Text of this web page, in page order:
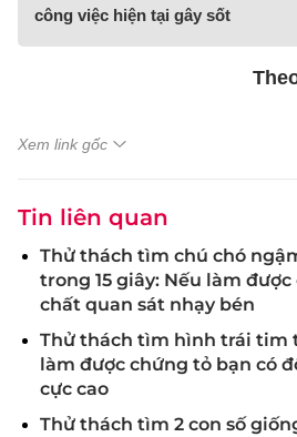
công việc hiện tại gây sốt
Xem link gốc
Tin liên quan
Thử thách tìm chú chó
trong 15 giây: Nếu làm
chất quan sát nhạy bén
Thử thách tìm hình trái tim
làm được chứng tỏ bạn có
cực cao
Thử thách tìm 2 con số